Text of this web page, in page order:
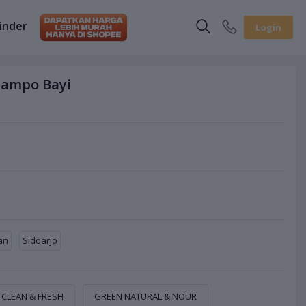
Login
Bayi
Sidoarjo
CLEAN & FRESH GREEN NATURAL & NOUR